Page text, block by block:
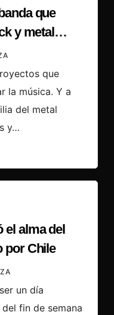
que
y metal
que
la música. Y a
del metal
y…
el alma del
por Chile
un día
fin de semana